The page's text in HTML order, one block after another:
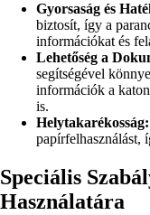
Gyorsaság és
biztosít, így a
információkat és
Lehetőség a
segítségével
információk a
is.
Helytakarékosság:
papírfelhasználást,
Speciális
Használatára